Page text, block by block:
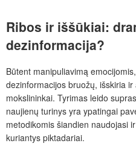
Ribos ir iššūkiai:
dezinformacija?
Būtent manipuliavimą
dezinformacijos bruožų, išskiria
mokslininkai. Tyrimas leido
naujienų turinys yra ypatingai
metodikomis šiandien naudojasi
kuriantys piktadariai.